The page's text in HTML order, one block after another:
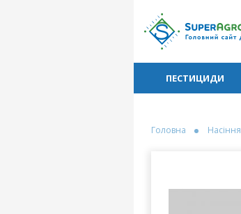
ПЕСТИЦИДИ
Головна Насіння